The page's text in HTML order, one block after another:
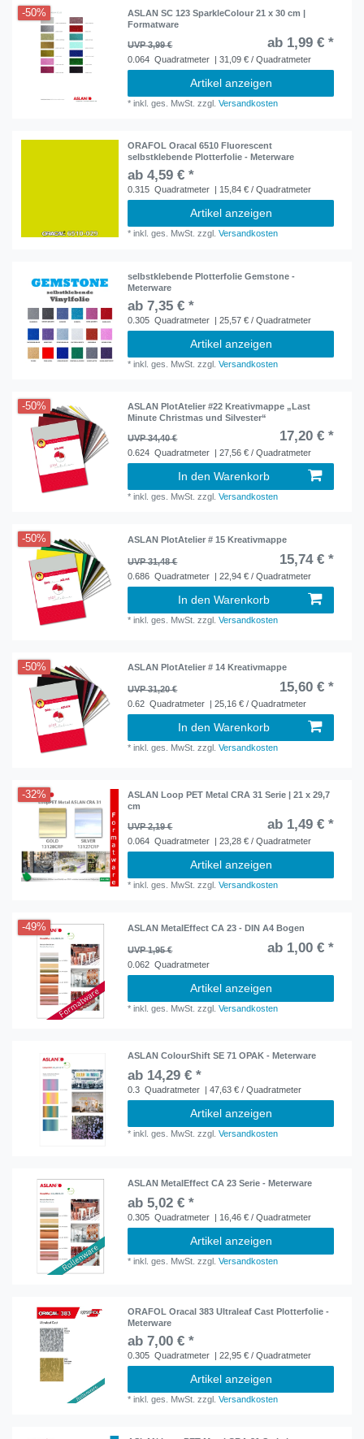
-50%
ASLAN SC 123 SparkleColour 21 x 30 cm |
Formatware
UVP 3,99 € ab 1,99 € *
0.064 Quadratmeter | 31,09 € / Quadratmeter
Artikel anzeigen
*inkl. ges. MwSt. zzgl.Versandkosten
ORAFOL Oracal 6510 Fluorescent
selbstklebende Plotterfolie - Meterware
ab 4,59 € *
0.315 Quadratmeter | 15,84 € / Quadratmeter
Artikel anzeigen
*inkl. ges. MwSt. zzgl.Versandkosten
selbstklebende Plotterfolie Gemstone -
Meterware
ab 7,35 € *
0.305 Quadratmeter | 25,57 € / Quadratmeter
Artikel anzeigen
*inkl. ges. MwSt. zzgl.Versandkosten
-50%
ASLAN PlotAtelier #22 Kreativmappe „Last
Minute Christmas und Silvester“
UVP 34,40 € 17,20 € *
0.624 Quadratmeter | 27,56 € / Quadratmeter
In den Warenkorb
*inkl. ges. MwSt. zzgl.Versandkosten
-50% ASLAN PlotAtelier # 15 Kreativmappe
UVP 31,48 € 15,74 € *
0.686 Quadratmeter | 22,94 € / Quadratmeter
In den Warenkorb
*inkl. ges. MwSt. zzgl.Versandkosten
-50% ASLAN PlotAtelier # 14 Kreativmappe
UVP 31,20 € 15,60 € *
0.62 Quadratmeter | 25,16 € / Quadratmeter
In den Warenkorb
*inkl. ges. MwSt. zzgl.Versandkosten
-32%
ASLAN Loop PET Metal CRA 31 Serie | 21 x 29,7
cm
UVP 2,19 € ab 1,49 € *
0.064 Quadratmeter | 23,28 € / Quadratmeter
Artikel anzeigen
*inkl. ges. MwSt. zzgl.Versandkosten
-49% ASLAN MetalEffect CA 23 - DIN A4 Bogen
UVP 1,95 € ab 1,00 € *
0.062 Quadratmeter
Artikel anzeigen
*inkl. ges. MwSt. zzgl.Versandkosten
ASLAN ColourShift SE 71 OPAK - Meterware
ab 14,29 € *
0.3 Quadratmeter | 47,63 € / Quadratmeter
Artikel anzeigen
*inkl. ges. MwSt. zzgl.Versandkosten
ASLAN MetalEffect CA 23 Serie - Meterware
ab 5,02 € *
0.305 Quadratmeter | 16,46 € / Quadratmeter
Artikel anzeigen
*inkl. ges. MwSt. zzgl.Versandkosten
ORAFOL Oracal 383 Ultraleaf Cast Plotterfolie -
Meterware
ab 7,00 € *
0.305 Quadratmeter | 22,95 € / Quadratmeter
Artikel anzeigen
*inkl. ges. MwSt. zzgl.Versandkosten